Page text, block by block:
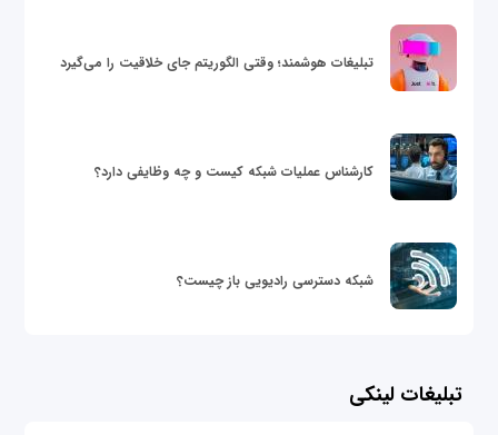
تبلیغات هوشمند؛ وقتی الگوریتم جای خلاقیت را می‌گیرد
کارشناس عملیات شبکه کیست و چه وظایفی دارد؟
شبکه دسترسی رادیویی باز چیست؟
تبلیغات لینکی